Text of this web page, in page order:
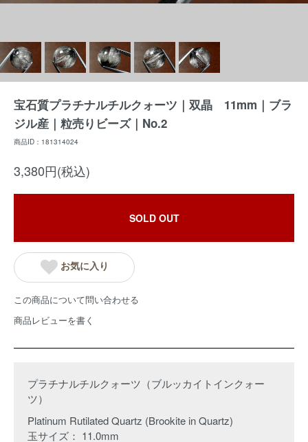
宝石質プラチナルチルクォーツ｜双晶 11mm｜ブラ
ジル産｜粒売りビーズ｜No.2
商品ID：181314024
3,380円(税込)
SOLD OUT
お気に入り
この商品について問い合わせる
商品レビューを書く
プラチナルチルクォーツ（ブルッカイトインクォー
ツ）
Platinum Rutilated Quartz (Brookite in Quartz)
玉サイズ： 11.0mm